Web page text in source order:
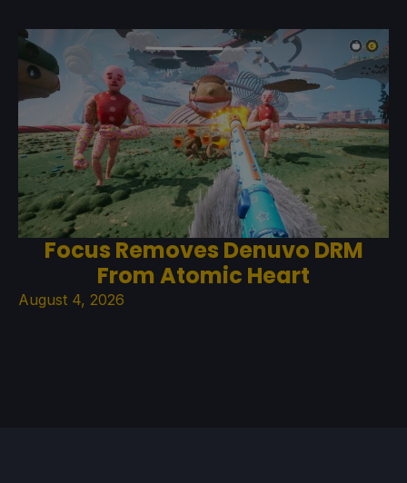
Focus Removes Denuvo DRM
From Atomic Heart
August 4, 2026